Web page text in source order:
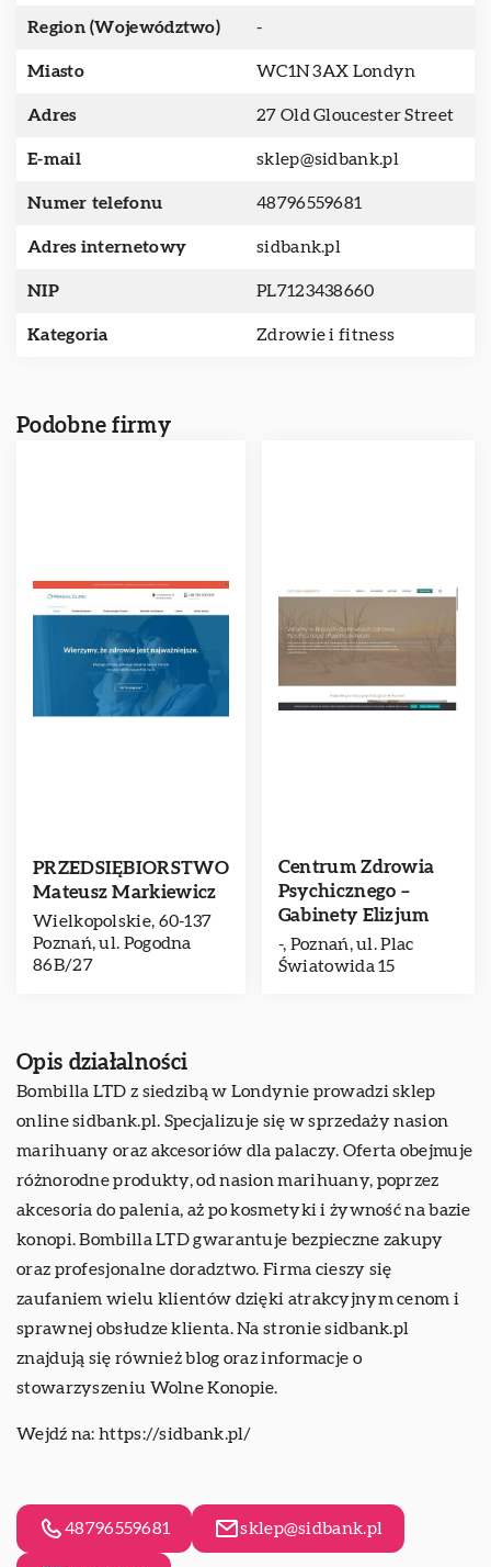
Region (Województwo) -
Miasto WC1N 3AX Londyn
Adres 27 Old Gloucester Street
E-mail sklep@sidbank.pl
Numer telefonu 48796559681
Adres internetowy sidbank.pl
NIP PL7123438660
Kategoria Zdrowie i fitness
Podobne firmy
PRZEDSIĘBIORSTWO
Mateusz Markiewicz
Wielkopolskie, 60-137
Poznań, ul. Pogodna
86B/27
Centrum Zdrowia
Psychicznego –
Gabinety Elizjum
-, Poznań, ul. Plac
Światowida 15
Opis działalności
Bombilla LTD z siedzibą w Londynie prowadzi sklep
online sidbank.pl. Specjalizuje się w sprzedaży nasion
marihuany oraz akcesoriów dla palaczy. Oferta obejmuje
różnorodne produkty, od nasion marihuany, poprzez
akcesoria do palenia, aż po kosmetyki i żywność na bazie
konopi. Bombilla LTD gwarantuje bezpieczne zakupy
oraz profesjonalne doradztwo. Firma cieszy się
zaufaniem wielu klientów dzięki atrakcyjnym cenom i
sprawnej obsłudze klienta. Na stronie sidbank.pl
znajdują się również blog oraz informacje o
stowarzyszeniu Wolne Konopie.
Wejdź na: https://sidbank.pl/
48796559681 sklep@sidbank.pl